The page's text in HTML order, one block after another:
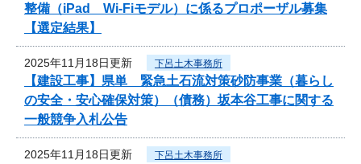
整備（iPad Wi-Fiモデル）に係るプロポーザル募集
【選定結果】
2025年11月18日更新 下呂土木事務所
【建設工事】県単 緊急土石流対策砂防事業（暮らし
の安全・安心確保対策）（債務）坂本谷工事に関する
一般競争入札公告
2025年11月18日更新 下呂土木事務所